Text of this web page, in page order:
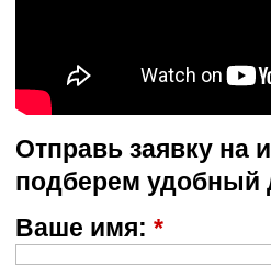
Отправь заявку на
подберем удобный
Ваше имя: *